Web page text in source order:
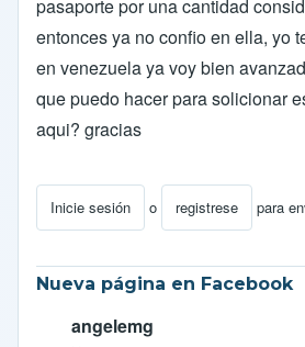
pasaporte por una cantidad
entonces ya no confio en ella, yo
en venezuela ya voy bien
que puedo hacer para solicionar
aqui? gracias
Inicie sesión o registrese para
Nueva página en Facebook
angelemg